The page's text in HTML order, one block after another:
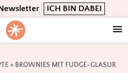
ICH BIN DABEI
» BROWNIES MIT FUDGE-GLASUR